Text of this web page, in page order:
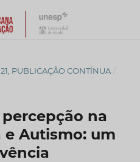
PUBLICAÇÃO CONTÍNUA /
na
Autismo: um